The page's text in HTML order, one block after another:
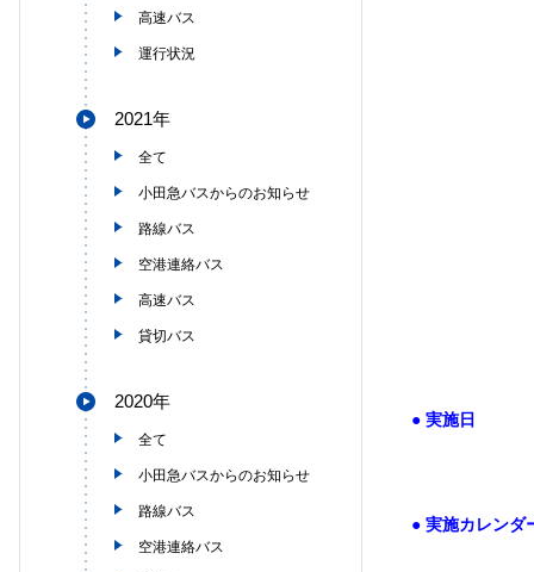
● 実施日
● 実施カレンダ
高速バス
運行状況
2021年
全て
小田急バスからのお知らせ
路線バス
空港連絡バス
高速バス
貸切バス
2020年
全て
小田急バスからのお知らせ
路線バス
空港連絡バス